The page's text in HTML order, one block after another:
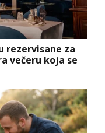
rezervisane za
večeru koja se